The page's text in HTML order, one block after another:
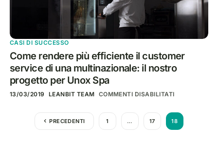
CASI DI SUCCESSO
Come rendere più efficiente il customer
service di una multinazionale: il nostro
progetto per Unox Spa
13/03/2019 LEANBIT TEAM COMMENTI DISABILITATI
PRECEDENTI 1 … 17 18